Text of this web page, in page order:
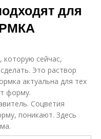
для
которую сейчас,
Это раствор
актуальна для тех
форму.
Соцветия
поникают. Здесь